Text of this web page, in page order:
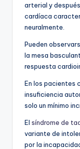
arterial y
cardíaca
neuralmente.
Pueden
la mesa
respuesta
En los pacientes
insuficiencia
solo un mínimo
El síndrome de
variante de
por la